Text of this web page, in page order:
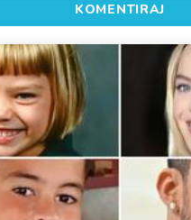
KOMENTIRAJ